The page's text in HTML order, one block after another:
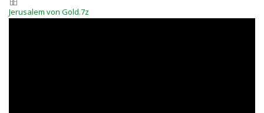
Jerusalem von Gold.7z